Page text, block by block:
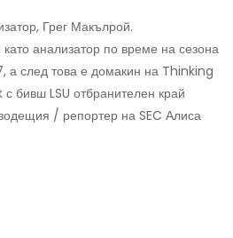
Грег Макълрой.
анализатор по време на сезона
а след това е домакин на Thinking
бивш LSU отбранителен край
/ репортер на SEC Алиса